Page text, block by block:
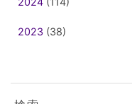
2023 (38)